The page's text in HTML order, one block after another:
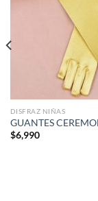
DISFRAZ NIÑAS
GUANTES
$6,990